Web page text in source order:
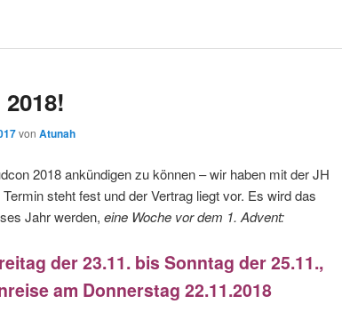
von Atunah
2018 ankündigen zu können – wir haben mit der JH
steht fest und der Vertrag liegt vor. Es wird das
Jahr werden, eine Woche vor dem 1. Advent:
der 23.11. bis Sonntag der 25.11.,
am Donnerstag 22.11.2018